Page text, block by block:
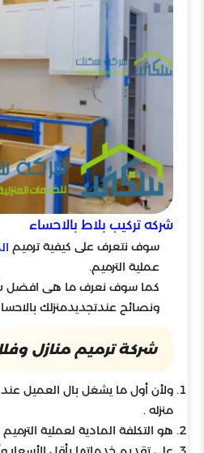
شركه تركيب بلاط بالاحساء
سوف نتعرف على كيفية ترميم
عملية الترميم.
كما سوف نعرف ما هى افضل
ونصائح عندتجديدمنزلك
شركة ترميم منازل
ولأن أول ما يشغل بال العميل عند
منزله .
هو التكلفة المادية لعملية